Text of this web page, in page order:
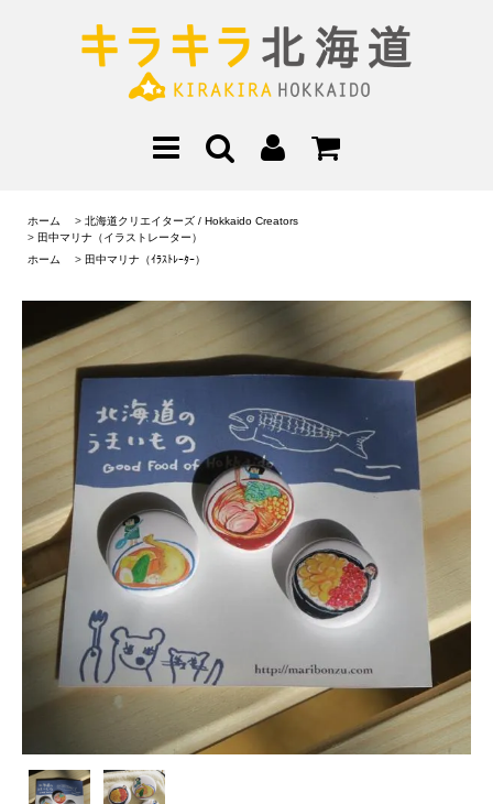
ホーム > 北海道クリエイターズ / Hokkaido Creators
> 田中マリナ（イラストレーター）
ホーム
> 田中マリナ（ｲﾗｽﾄﾚｰﾀｰ）